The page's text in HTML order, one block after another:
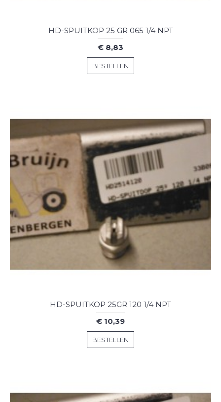
HD-SPUITKOP 25 GR 065 1/4 NPT
€ 8,83
BESTELLEN
HD-SPUITKOP 25GR 120 1/4 NPT
€ 10,39
BESTELLEN